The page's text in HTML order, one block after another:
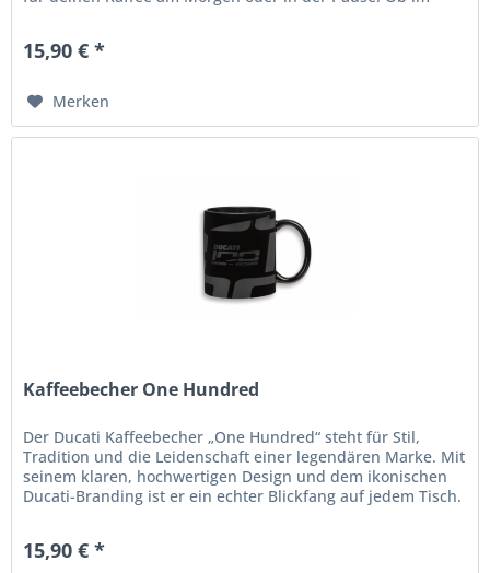
15,90 € *
Merken
Kaffeebecher One Hundred
Der Ducati Kaffeebecher „One Hundred“ steht für Stil,
Tradition und die Leidenschaft einer legendären Marke. Mit
seinem klaren, hochwertigen Design und dem ikonischen
Ducati-Branding ist er ein echter Blickfang auf jedem Tisch.
15,90 € *